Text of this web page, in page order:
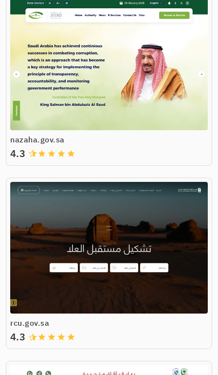
nazaha.gov.sa
grade
grade
grade
grade
4.3
rcu.gov.sa
grade
grade
grade
grade
4.3